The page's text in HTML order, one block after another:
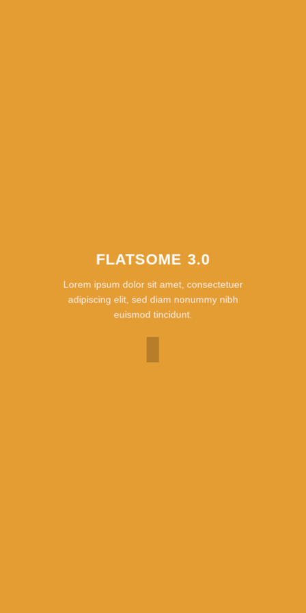
FLATSOME 3.0
Lorem ipsum dolor sit amet, consectetuer
adipiscing elit, sed diam nonummy nibh
euismod tincidunt.